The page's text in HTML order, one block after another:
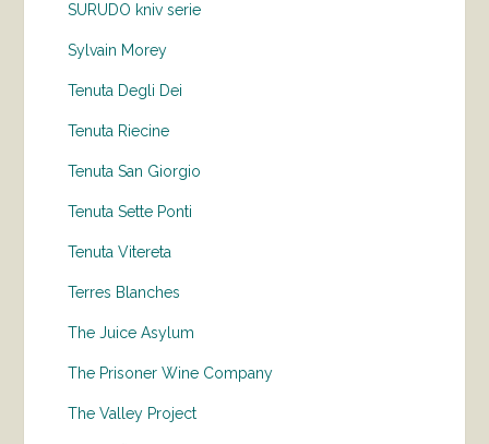
SURUDO kniv serie
Sylvain Morey
Tenuta Degli Dei
Tenuta Riecine
Tenuta San Giorgio
Tenuta Sette Ponti
Tenuta Vitereta
Terres Blanches
The Juice Asylum
The Prisoner Wine Company
The Valley Project